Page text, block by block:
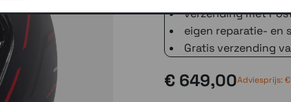
verzending met
eigen reparatie- en
Gratis verzending
€ 649,00Adviesprijs: